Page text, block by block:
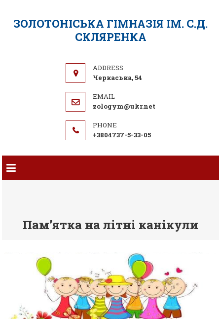
ЗОЛОТОНІСЬКА ГІМНАЗІЯ ІМ. С.Д.
СКЛЯРЕНКА
Черкаська, 54
zologym@ukr.net
+3804737-5-33-05
Пам’ятка на літні канікули